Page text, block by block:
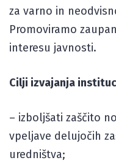
za varno in
Promoviramo
interesu javnosti.
Cilji izvajanja
– izboljšati zaščito
vpeljave delujočih
uredništva;